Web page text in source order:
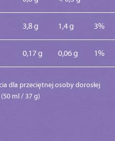
3,8 g 1,4 g 3%
0,17 g 0,06 g 1%
dla przeciętnej osoby dorosłej
ml / 37 g)